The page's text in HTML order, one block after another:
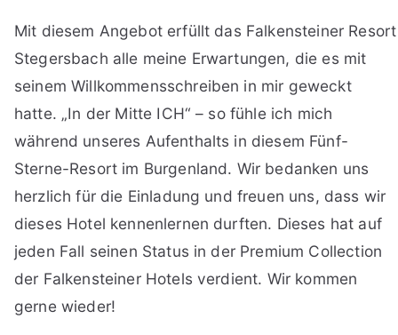
Mit diesem Angebot erfüllt das Falkensteiner Resort
Stegersbach alle meine Erwartungen, die es mit
seinem Willkommensschreiben in mir geweckt
hatte. „In der Mitte ICH“ – so fühle ich mich
während unseres Aufenthalts in diesem Fünf-
Sterne-Resort im Burgenland. Wir bedanken uns
herzlich für die Einladung und freuen uns, dass wir
dieses Hotel kennenlernen durften. Dieses hat auf
jeden Fall seinen Status in der Premium Collection
der Falkensteiner Hotels verdient. Wir kommen
gerne wieder!